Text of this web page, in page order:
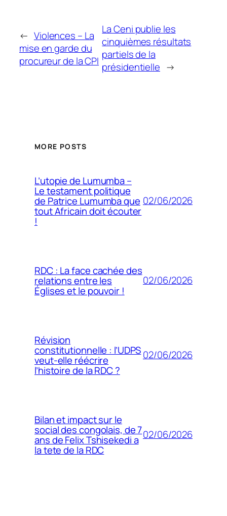
← Violences – La
mise en garde du
procureur de la CPI
La Ceni publie les
cinquièmes résultats
partiels de la
présidentielle →
MORE POSTS
L’utopie de Lumumba –
Le testament politique
de Patrice Lumumba que
tout Africain doit écouter
!
02/06/2026
RDC : La face cachée des
relations entre les
Églises et le pouvoir !
02/06/2026
Révision
constitutionnelle : l’UDPS
veut-elle réécrire
l’histoire de la RDC ?
02/06/2026
Bilan et impact sur le
social des congolais, de 7
ans de Felix Tshisekedi a
la tete de la RDC
02/06/2026